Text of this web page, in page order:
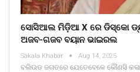
ସୋସିଆଲ ମିଡ଼ିଆ X ରେ ଡିସ୍କୋ
ଅଜବ-ଗଜବ ବୟାନ ଭାଇରଲ
Sakala Khabar Aug 14, 2025
ବଲିଉଡ ଜଗତରେ ଯେତେବେଳେ କୌଣସି